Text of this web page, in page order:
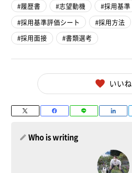
履歴書
志望動機
採用基準
採用基準評価シート
採用方法
採用面接
書類選考
いいね
Who is writing